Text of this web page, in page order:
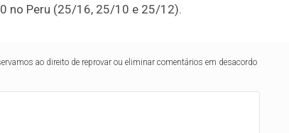
no Peru (25/16, 25/10 e 25/12).
ao direito de reprovar ou eliminar comentários em desacordo